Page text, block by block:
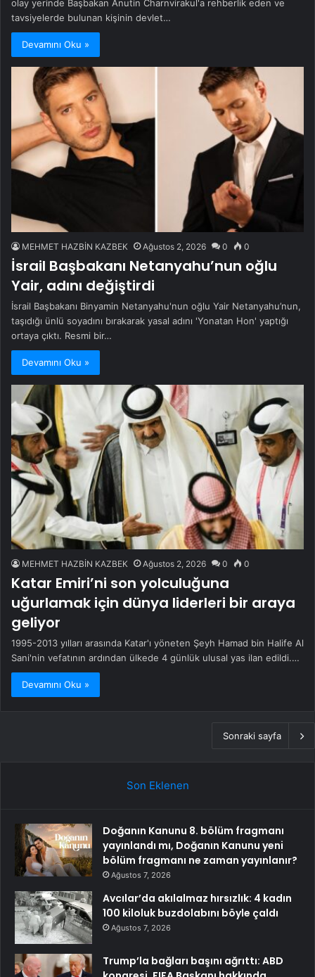
olay yerinde Başbakan Anutin Charnvirakul'a rehberlik eden ve
tavsiyelerde bulunan kişinin devlet…
Devamını Oku »
MEHMET HAZBİN KAZBEK Ağustos 2, 2026 0 0
İsrail Başbakanı Netanyahu’nun oğlu
Yair, adını değiştirdi
İsrail Başbakanı Binyamin Netanyahu'nun oğlu Yair Netanyahu’nun,
taşıdığı ünlü soyadını bırakarak yasal adını 'Yonatan Hon' yaptığı
ortaya çıktı. Resmi bir…
Devamını Oku »
MEHMET HAZBİN KAZBEK Ağustos 2, 2026 0 0
Katar Emiri’ni son yolculuğuna
uğurlamak için dünya liderleri bir araya
geliyor
1995-2013 yılları arasında Katar'ı yöneten Şeyh Hamad bin Halife Al
Sani'nin vefatının ardından ülkede 4 günlük ulusal yas ilan edildi.…
Devamını Oku »
Sonraki sayfa
Son Eklenen
Doğanın Kanunu 8. bölüm fragmanı
yayınlandı mı, Doğanın Kanunu yeni
bölüm fragmanı ne zaman yayınlanır?
Ağustos 7, 2026
Avcılar’da akılalmaz hırsızlık: 4 kadın
100 kiloluk buzdolabını böyle çaldı
Ağustos 7, 2026
Trump’la bağları başını ağrıttı: ABD